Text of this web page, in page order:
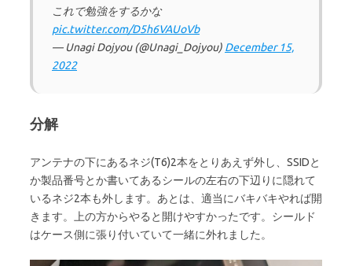
これで勉強をするかな
pic.twitter.com/D5h6VAUoVb
— Unagi Dojyou (@Unagi_Dojyou) December 15,
2022
分解
アンテナの下にあるネジ(T6)2本をとりあえず外し、SSIDと
か製品番号とか書いてあるシールの左右の下辺りに隠れて
いるネジ2本も外します。あとは、適当にバキバキやれば開
きます。上の方からやると開けやすかったです。シールド
はケース側に張り付いていて一緒に外れました。